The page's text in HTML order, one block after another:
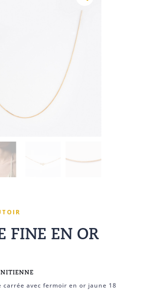
FINE EN OR
carrée avec fermoir en or jaune 18